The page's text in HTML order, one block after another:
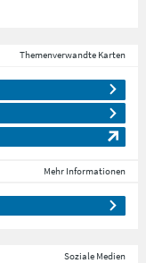
Themenverwandte Karten
Mehr Informationen
Soziale Medien